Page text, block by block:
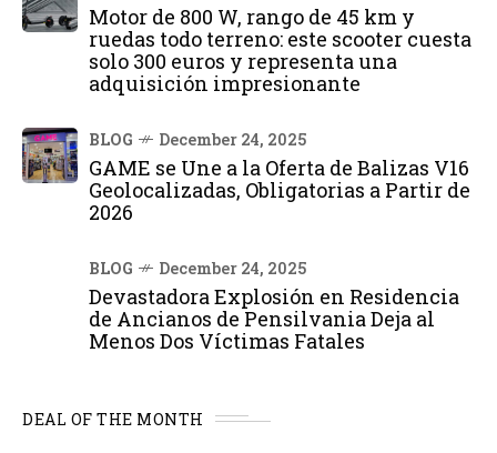
Motor de 800 W, rango de 45 km y
ruedas todo terreno: este scooter cuesta
solo 300 euros y representa una
adquisición impresionante
BLOG December 24, 2025
GAME se Une a la Oferta de Balizas V16
Geolocalizadas, Obligatorias a Partir de
2026
BLOG December 24, 2025
Devastadora Explosión en Residencia
de Ancianos de Pensilvania Deja al
Menos Dos Víctimas Fatales
DEAL OF THE MONTH